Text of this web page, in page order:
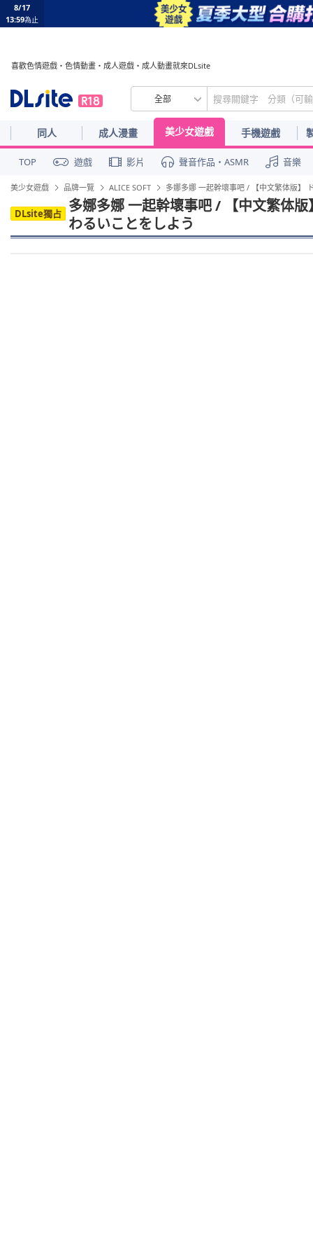
8/17
13:59為止
喜歡色情遊戲・色情動畫・成人遊戲・成人動畫就來DLsite
全部
同人 成人漫畫 美少女遊戲 手機遊戲
TOP 遊戲 影片 聲音作品・ASMR 音樂
美少女遊戲 品牌一覽 ALICE SOFT 多娜多娜 一起幹壞事吧 / 【中文繁体版】
DLsite獨占
多娜多娜 一起幹壞事吧 / 【中文繁体
わるいことをしよう